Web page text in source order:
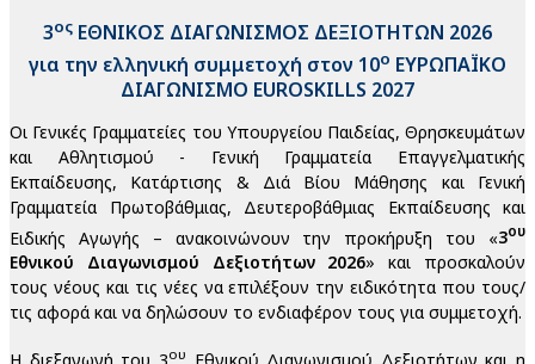
3ος ΕΘΝΙΚΟΣ ΔΙΑΓΩΝΙΣΜΟΣ ΔΕΞΙΟΤΗΤΩΝ 2026
για την ελληνική συμμετοχή στον 10ο ΕΥΡΩΠΑΪΚΟ
ΔΙΑΓΩΝΙΣΜΟ EUROSKILLS 2027
Oι Γενικές Γραμματείες του Υπουργείου Παιδείας, Θρησκευμάτων
και Αθλητισμού - Γενική Γραμματεία Επαγγελματικής
Εκπαίδευσης, Κατάρτισης & Διά Βίου Μάθησης και Γενική
Γραμματεία Πρωτοβάθμιας, Δευτεροβάθμιας Εκπαίδευσης και
Ειδικής Αγωγής – ανακοινώνουν την προκήρυξη του «3ου
Εθνικού Διαγωνισμού Δεξιοτήτων 2026» και προσκαλούν
τους νέους και τις νέες να επιλέξουν την ειδικότητα που τους/
τις αφορά και να δηλώσουν το ενδιαφέρον τους για συμμετοχή.
ου